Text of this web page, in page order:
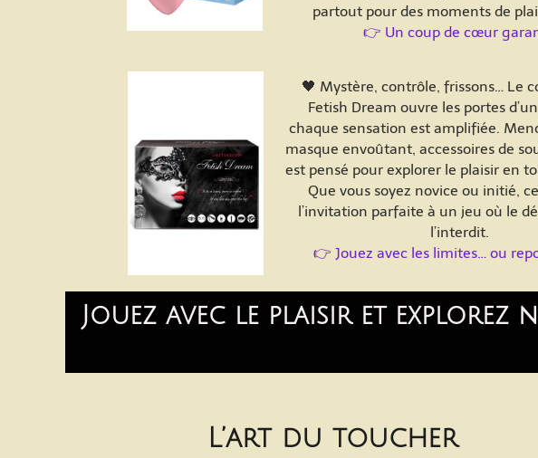
partout pour des moments de
👉 Un coup de cœur
🖤 Mystère, contrôle, frissons… Le
Fetish Dream ouvre les portes
chaque sensation est amplifiée.
masque envoûtant, accessoires de
est pensé pour explorer le plaisir en
Que vous soyez novice ou initié,
l’invitation parfaite à un jeu où le
l’interdit.
👉 Jouez avec les limites… ou
Jouez avec le plaisir et explorez
L’art du toucher